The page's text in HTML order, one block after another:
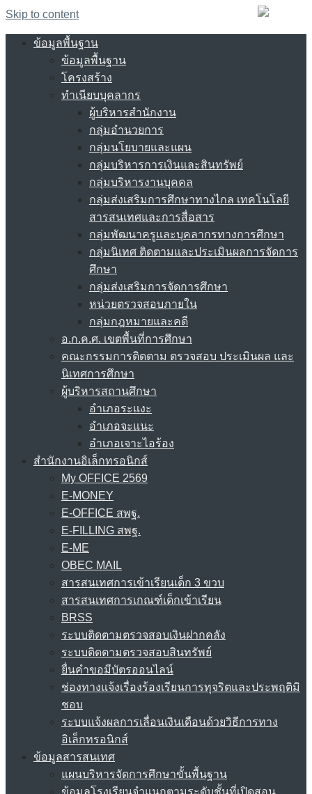
Skip to content
ข้อมูลพื้นฐาน
ข้อมูลพื้นฐาน
โครงสร้าง
ทำเนียบบุคลากร
ผู้บริหารสำนักงาน
กลุ่มอำนวยการ
กลุ่มนโยบายและแผน
กลุ่มบริหารการเงินและสินทรัพย์
กลุ่มบริหารงานบุคคล
กลุ่มส่งเสริมการศึกษาทางไกล เทคโนโลยี
สารสนเทศและการสื่อสาร
กลุ่มพัฒนาครูและบุคลากรทางการศึกษา
กลุ่มนิเทศ ติดตามและประเมินผลการจัดการ
ศึกษา
กลุ่มส่งเสริมการจัดการศึกษา
หน่วยตรวจสอบภายใน
กลุ่มกฎหมายและคดี
อ.ก.ค.ศ. เขตพื้นที่การศึกษา
คณะกรรมการติดตาม ตรวจสอบ ประเมินผล และ
นิเทศการศึกษา
ผู้บริหารสถานศึกษา
อำเภอระแงะ
อำเภอจะแนะ
อำเภอเจาะไอร้อง
สำนักงานอิเล็กทรอนิกส์
My OFFICE 2569
E-MONEY
E-OFFICE สพฐ.
E-FILLING สพฐ.
E-ME
OBEC MAIL
สารสนเทศการเข้าเรียนเด็ก 3 ขวบ
สารสนเทศการเกณฑ์เด็กเข้าเรียน
BRSS
ระบบติดตามตรวจสอบเงินฝากคลัง
ระบบติดตามตรวจสอบสินทรัพย์
ยื่นคำขอมีบัตรออนไลน์
ช่องทางแจ้งเรื่องร้องเรียนการทุจริตและประพฤติมิ
ชอบ
ระบบแจ้งผลการเลื่อนเงินเดือนด้วยวิธีการทาง
อิเล็กทรอนิกส์
ข้อมูลสารสนเทศ
แผนบริหารจัดการศึกษาขั้นพื้นฐาน
ข้อมูลโรงเรียนจำแนกตามระดับชั้นที่เปิดสอน